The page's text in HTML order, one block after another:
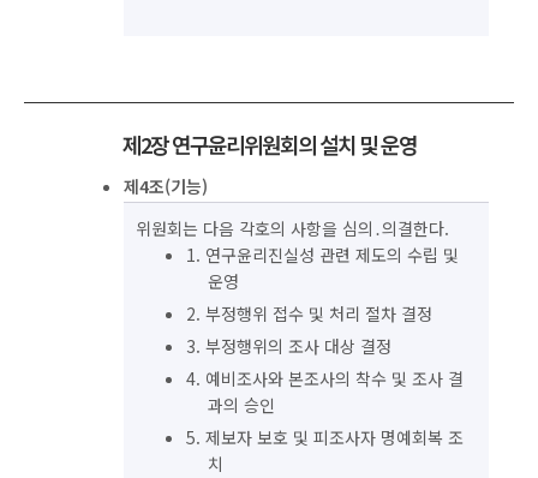
제2장 연구윤리위원회의 설치 및 운영
제4조(기능)
위원회는 다음 각호의 사항을 심의․의결한다.
1. 연구윤리진실성 관련 제도의 수립 및
운영
2. 부정행위 접수 및 처리 절차 결정
3. 부정행위의 조사 대상 결정
4. 예비조사와 본조사의 착수 및 조사 결
과의 승인
5. 제보자 보호 및 피조사자 명예회복 조
치